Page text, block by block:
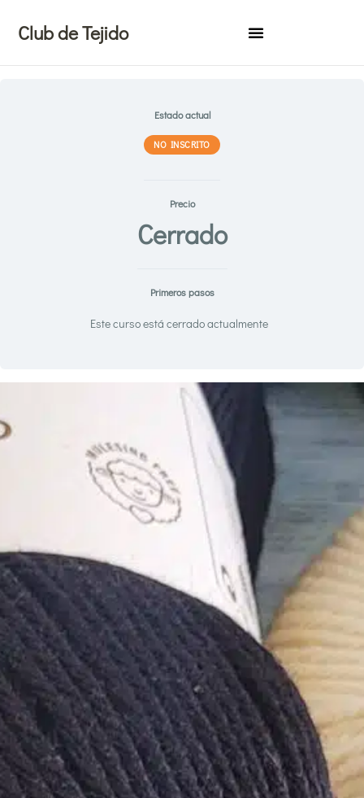
contenido
Club de Tejido
Estado actual
NO INSCRITO
Precio
Cerrado
Primeros pasos
Este curso está cerrado actualmente